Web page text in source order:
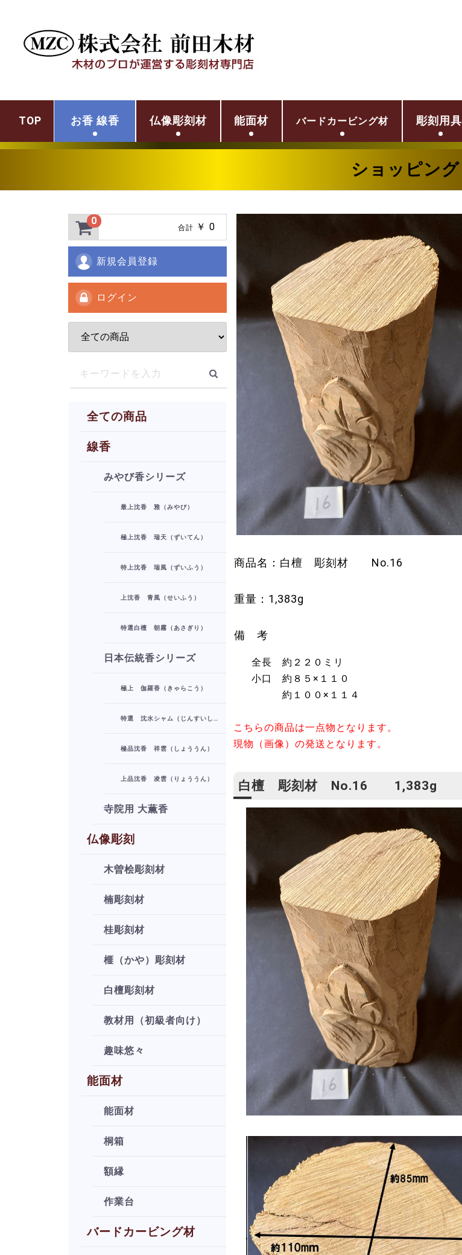
TOP お香 線香 仏像彫刻材 能面材 バードカービング材 彫刻用具
ショッピング
0
合計 ￥ 0
新規会員登録
ログイン
全ての商品
線香
みやび香シリーズ
最上沈香 雅（みやび）
極上沈香 瑞天（ずいてん）
特上沈香 瑞風（ずいふう）
上沈香 青風（せいふう）
特選白檀 朝霧（あさぎり）
日本伝統香シリーズ
極上 伽羅香（きゃらこう）
極品沈香 祥雲（しょううん）
上品沈香 凌雲（りょううん）
寺院用 大薫香
仏像彫刻
木曽桧彫刻材
楠彫刻材
桂彫刻材
榧（かや）彫刻材
白檀彫刻材
教材用（初級者向け）
趣味悠々
能面材
能面材
桐箱
額縁
作業台
バードカービング材
商品名：白檀 彫刻材 No.16
重量：1,383g
備 考
全長 約２２０ミリ
小口 約８５×１１０
約１００×１１４
こちらの商品は一点物となります。
現物（画像）の発送となります。
白檀 彫刻材 No.16 1,383g